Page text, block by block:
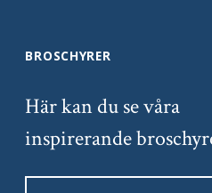
BROSCHYRER
Här kan du se våra
inspirerande